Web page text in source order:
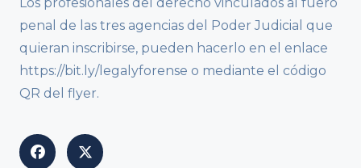
penal de las tres agencias del Poder Judicial que
quieran inscribirse, pueden hacerlo en el enlace
https://bit.ly/legalyforense o mediante el código
QR del flyer.